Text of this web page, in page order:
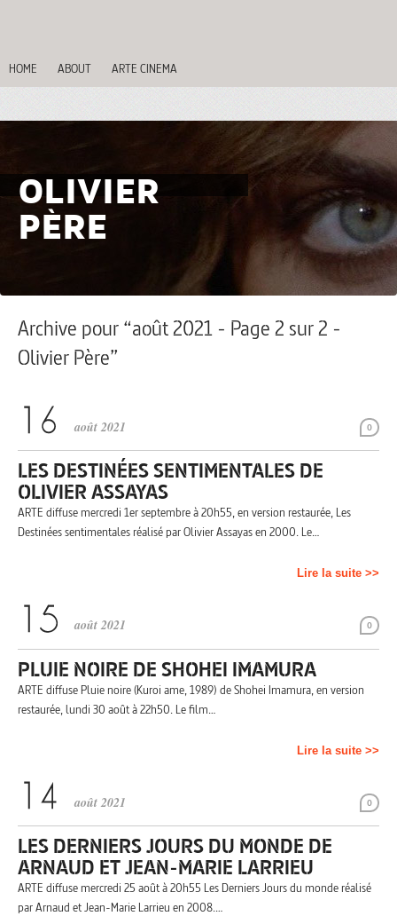
HOME ABOUT ARTE CINEMA
OLIVIER
PÈRE
Archive pour “août 2021 - Page 2 sur 2 -
Olivier Père”
0
août 2021
LES DESTINÉES SENTIMENTALES DE
OLIVIER ASSAYAS
ARTE diffuse mercredi 1er septembre à 20h55, en version restaurée, Les
Destinées sentimentales réalisé par Olivier Assayas en 2000. Le…
Lire la suite >>
0
août 2021
PLUIE NOIRE DE SHOHEI IMAMURA
ARTE diffuse Pluie noire (Kuroi ame, 1989) de Shohei Imamura, en version
restaurée, lundi 30 août à 22h50. Le film…
Lire la suite >>
0
août 2021
LES DERNIERS JOURS DU MONDE DE
ARNAUD ET JEAN-MARIE LARRIEU
ARTE diffuse mercredi 25 août à 20h55 Les Derniers Jours du monde réalisé
par Arnaud et Jean-Marie Larrieu en 2008.…